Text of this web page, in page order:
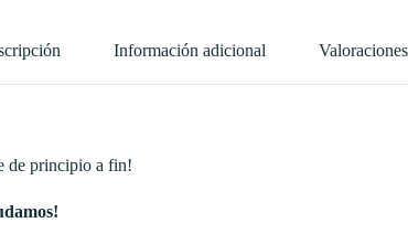
Información adicional
de principio a fin!